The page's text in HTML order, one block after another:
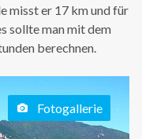
misst er 17 km und für
sollte man mit dem
berechnen.
Fotogallerie